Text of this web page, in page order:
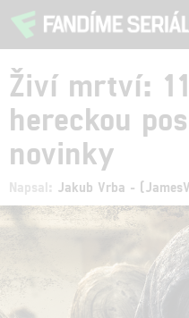
Živí mrtví:
hereckou
novinky
Napsal: Jakub Vrba -